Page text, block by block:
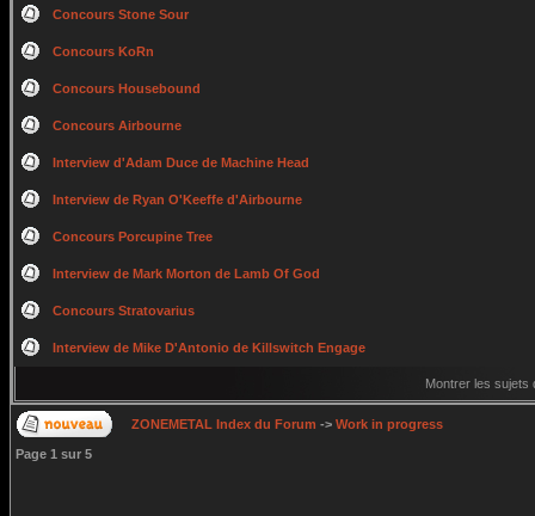
Concours Stone Sour
Concours KoRn
Concours Housebound
Concours Airbourne
Interview d'Adam Duce de Machine Head
Interview de Ryan O'Keeffe d'Airbourne
Concours Porcupine Tree
Interview de Mark Morton de Lamb Of God
Concours Stratovarius
Interview de Mike D'Antonio de Killswitch Engage
Montrer les sujets
ZONEMETAL Index du Forum -> Work in progress
Page 1 sur 5